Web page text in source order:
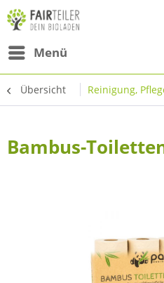
Menü
Übersicht Reinigung,
Bambus-